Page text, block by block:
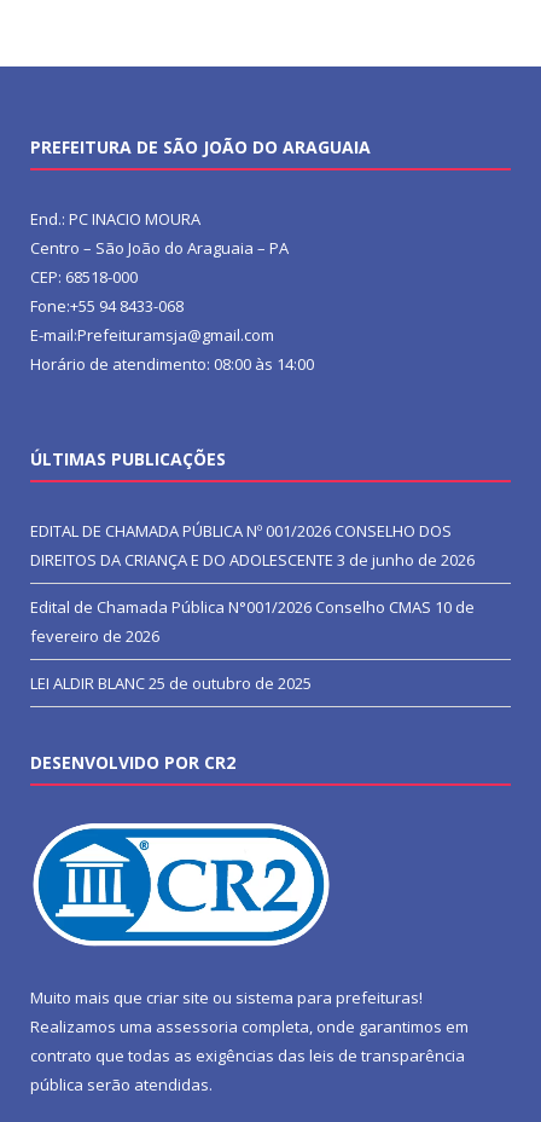
PREFEITURA DE SÃO JOÃO DO ARAGUAIA
End.: PC INACIO MOURA
Centro – São João do Araguaia – PA
CEP: 68518-000
Fone:+55 94 8433-068
E-mail:Prefeituramsja@gmail.com
Horário de atendimento: 08:00 às 14:00
ÚLTIMAS PUBLICAÇÕES
EDITAL DE CHAMADA PÚBLICA Nº 001/2026 CONSELHO DOS
DIREITOS DA CRIANÇA E DO ADOLESCENTE 3 de junho de 2026
Edital de Chamada Pública N°001/2026 Conselho CMAS 10 de
fevereiro de 2026
LEI ALDIR BLANC25 de outubro de 2025
DESENVOLVIDO POR CR2
Muito mais que criar site ou sistema para prefeituras!
Realizamos uma assessoria completa, onde garantimos em
contrato que todas as exigências das leis de transparência
pública serão atendidas.